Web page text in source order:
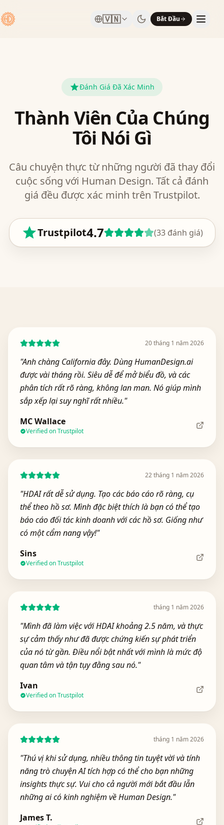
🇻🇳 Bắt Đầu
Đánh Giá Đã Xác Minh
Thành Viên Của Chúng
Tôi Nói Gì
Câu chuyện thực từ những người đã thay đổi
cuộc sống với Human Design. Tất cả đánh
giá đều được xác minh trên Trustpilot.
Trustpilot4.7 (33 đánh giá)
20 tháng 1 năm 2026
"Anh chàng California đây. Dùng HumanDesign.ai
được vài tháng rồi. Siêu dễ để mở biểu đồ, và các
phân tích rất rõ ràng, không lan man. Nó giúp mình
sắp xếp lại suy nghĩ rất nhiều."
MC Wallace
Verified on Trustpilot
22 tháng 1 năm 2026
"HDAI rất dễ sử dụng. Tạo các báo cáo rõ ràng, cụ
thể theo hồ sơ. Mình đặc biệt thích là bạn có thể tạo
báo cáo đối tác kinh doanh với các hồ sơ. Giống như
có một cẩm nang vậy!"
Sins
Verified on Trustpilot
tháng 1 năm 2026
"Mình đã làm việc với HDAI khoảng 2.5 năm, và thực
sự cảm thấy như đã được chứng kiến sự phát triển
của nó từ gần. Điều nổi bật nhất với mình là mức độ
quan tâm và tận tụy đằng sau nó."
Ivan
Verified on Trustpilot
tháng 1 năm 2026
"Thú vị khi sử dụng, nhiều thông tin tuyệt vời và tính
năng trò chuyện AI tích hợp có thể cho bạn những
insights thực sự. Vui cho cả người mới bắt đầu lẫn
những ai có kinh nghiệm về Human Design."
James T.